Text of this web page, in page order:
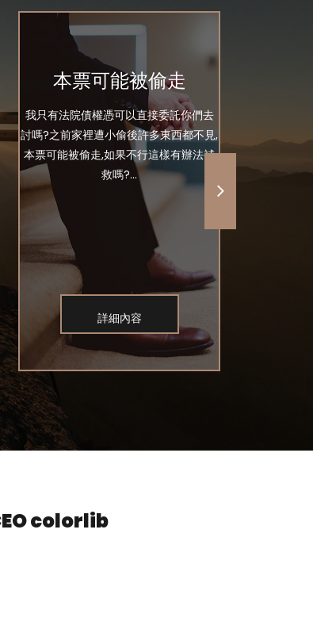
本票可能被偷走
我只有法院債權憑可以直接委託你們去
討嗎?之前家裡遭小偷後許多東西都不見,
本票可能被偷走,如果不行這樣有辦法補
救嗎?...
詳細內容
colorlib